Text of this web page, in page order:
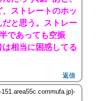
ストレートのホッ
と思う。ストレー
であっても空振
相当に困惑してる
返信